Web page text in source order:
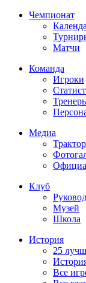
Чемпионат
Матчи
Команда
Игроки
Медиа
Клуб
Музей
Школа
История
25
Все